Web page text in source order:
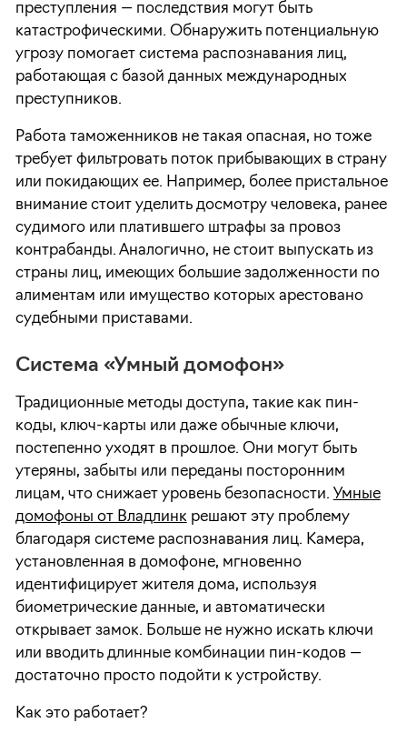
преступления — последствия могут быть
катастрофическими. Обнаружить потенциальную
угрозу помогает система распознавания лиц,
работающая с базой данных международных
преступников.
Работа таможенников не такая опасная, но тоже
требует фильтровать поток прибывающих в страну
или покидающих ее. Например, более пристальное
внимание стоит уделить досмотру человека, ранее
судимого или платившего штрафы за провоз
контрабанды. Аналогично, не стоит выпускать из
страны лиц, имеющих большие задолженности по
алиментам или имущество которых арестовано
судебными приставами.
Система «Умный домофон»
Традиционные методы доступа, такие как пин-
коды, ключ-карты или даже обычные ключи,
постепенно уходят в прошлое. Они могут быть
утеряны, забыты или переданы посторонним
лицам, что снижает уровень безопасности. Умные
домофоны от Владлинк решают эту проблему
благодаря системе распознавания лиц. Камера,
установленная в домофоне, мгновенно
идентифицирует жителя дома, используя
биометрические данные, и автоматически
открывает замок. Больше не нужно искать ключи
или вводить длинные комбинации пин-кодов —
достаточно просто подойти к устройству.
Как это работает?